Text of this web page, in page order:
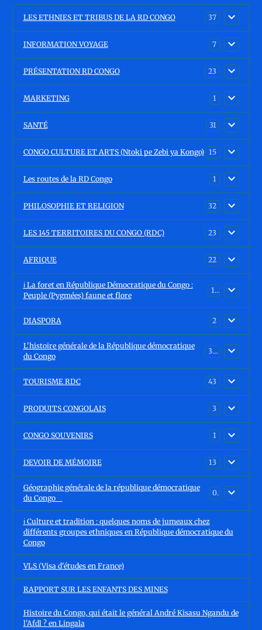
LES ETHNIES ET TRIBUS DE LA RD CONGO 37
INFORMATION VOYAGE 7
PRÉSENTATION RD CONGO 23
MARKETING 1
SANTÉ 31
CONGO CULTURE ET ARTS (Ntoki pe Zebi ya Kongo) 15
Les routes de la RD Congo 1
PHILOSOPHIE ET RELIGION 32
LES 145 TERRITOIRES DU CONGO (RDC) 23
AFRIQUE 22
ℹ️ La foret en République Démocratique du Congo :
Peuple (Pygmées) faune et flore
15
DIASPORA 2
L'histoire générale de la République démocratique
du Congo
30
TOURISME RDC 43
PRODUITS CONGOLAIS 3
CONGO SOUVENIRS 1
DEVOIR DE MÉMOIRE 13
Géographie générale de la république démocratique
du Congo
0
ℹ️ Culture et tradition : quelques noms de jumeaux chez
différents groupes ethniques en République démocratique du
Congo
VLS (Visa d'études en France)
RAPPORT SUR LES ENFANTS DES MINES
Histoire du Congo, qui était le général André Kisasu Ngandu de
l'Afdl ? en Lingala